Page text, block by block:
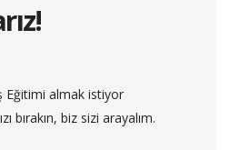
Eğitimi almak istiyor
bırakın, biz sizi arayalım.